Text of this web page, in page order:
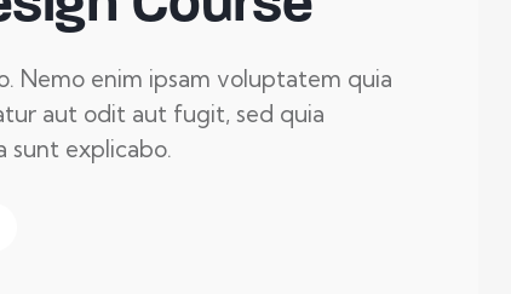
Nemo enim ipsam voluptatem quia
aut odit aut fugit, sed quia
sunt explicabo.